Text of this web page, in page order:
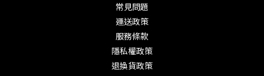
常見問題
運送政策
服務條款
隱私權政策
退換貨政策